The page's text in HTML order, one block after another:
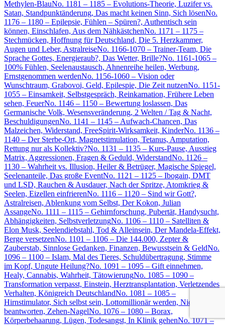
Methylen-BlauNo. 1181 – 1185 – Evolutions-Theorie, Luzifer vs.
Satan, Standpunktänderung, Das macht keinen Sinn, Sich lösenNo.
1176 – 1180 – Epilepsie, Fühlen – Spüren?, Authentisch sein
können, Einschlafen, Aus dem NähkästchenNo. 1171 – 1175 –
Stechmücken, Hoffnung für Deutschland, Die 5. Herzkammer,
Augen und Leber, AstralreiseNo. 1166-1070 – Trainer-Team, Die
Sprache Gottes, Energieraub?, Das Wetter, Brille?No. 1161-1065 –
100% Fühlen, Seelenaustausch, Ahnenreihe heilen, Werbung,
Ernstgenommen werdenNo. 1156-1060 – Vision oder
Wunschtraum, Grabovoi, Geld, Epilespie, Die Zeit nutzenNo. 1151-
1055 – Einsamkeit, Selbstgespräch, Reinkarnation, Frühere Leben
sehen, FeuerNo. 1146 – 1150 – Bewertung loslassen, Das
Germanische Volk, Wesensveränderung, 2 Welten / Tag & Nacht,
BeschuldigungenNo. 1141 – 1145 – Aufwach-Chancen, Das
Malzeichen, Widerstand, FreeSpirit-Wirksamkeit, KinderNo. 1136 –
1140 – Der Sterbe-Ort, Magnetstimulation, Tetanus, Amputation,
Rettung nur als Kollektiv?No. 1131 – 1135 – Kurs-Pause, Ausstieg
Matrix, Aggressionen, Fragen & Geduld, WiderstandNo. 1126 –
1130 – Wahrheit vs. Illusion, Heiler & Betrüger, Magische Spiegel,
Seelenanteile, Das große EventNo. 1121 – 1125 – Ibogain, DMT
und LSD, Rauchen & Ausdauer, Nach der Spritze, Atomkrieg &
Seelen, Eizellen einfrierenNo. 1116 – 1120 – Sind wir Gott?,
Astralreisen, Ablenkung vom Selbst, Der Kokon, Julian
AssangeNo. 1111 – 1115 – Gehirnforschung, Pubertät, Handysucht,
Abhängigkeiten, SelbstverletzungNo. 1106 – 1110 – Satelliten &
Elon Musk, Seelendiebstahl, Tod & Alleinsein, Der Mandela-Effekt,
Berge versetzenNo. 1101 – 1106 – Die 144.000, Zepter &
Zauberstab, Sinnlose Gedanken, Finanzen, Bewusstsein & GeldNo.
1096 – 1100 – Islam, Mal des Tieres, Schuldübertragung, Stimme
im Kopf, Ungute Heilung?No. 1091 – 1095 – Gift einnehmen,
Healy, Cannabis, Wahrheit, TätowierungNo. 1085 – 1090 –
Transformation verpasst, Einstein, Herztransplantation, Verletzendes
Verhalten, Königreich DeutschlandNo. 1081 – 1085 –
Hirnstimulator, Sich selbst sein, Lottomillionär werden, Nicht
beantworten, Zehen-NagelNo. 1076 – 1080 – Borax,
Körperbehaarung, Lügen, Todesangst, In Klinik gehenNo. 1071 –